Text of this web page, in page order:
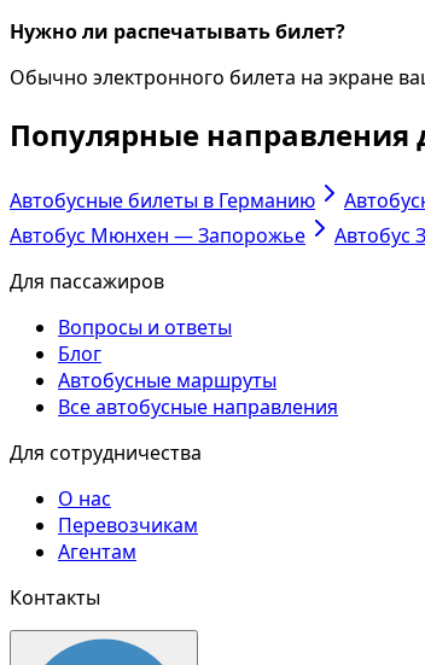
Нужно ли распечатывать билет?
Обычно электронного билета на экране
Популярные направления
Автобусные билеты в Германию
Автобус Мюнхен — Запорожье
Автобус
Для пассажиров
Вопросы и ответы
Блог
Автобусные маршруты
Все автобусные направления
Для сотрудничества
О нас
Перевозчикам
Агентам
Контакты